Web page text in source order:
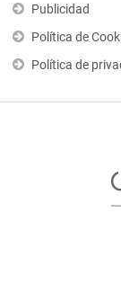
Publicidad
Política de
Política de